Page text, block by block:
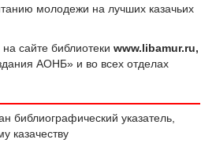
молодежи на лучших казачьих
сайте библиотеки www.libamur.ru,
АОНБ» и во всех отделах
библиографический указатель,
казачеству